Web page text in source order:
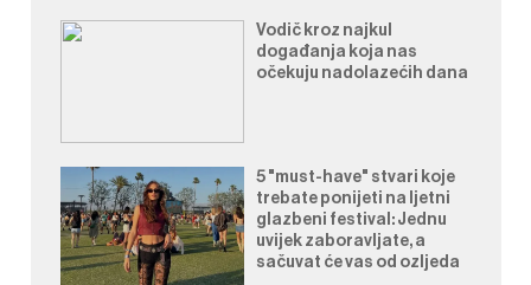
Vodič kroz najkul
događanja koja nas
očekuju nadolazećih dana
5 "must-have" stvari koje
trebate ponijeti na ljetni
glazbeni festival: Jednu
uvijek zaboravljate, a
sačuvat će vas od ozljeda